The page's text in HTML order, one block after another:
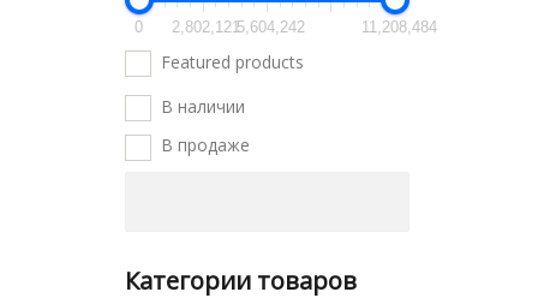
0 2,802,1215,604,242 11,208,484
Featured products
В наличии
В продаже
Категории товаров